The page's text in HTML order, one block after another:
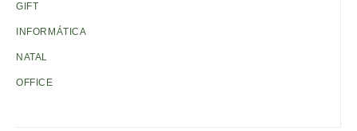
GIFT
INFORMÁTICA
NATAL
OFFICE